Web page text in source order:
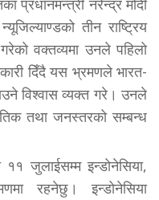
प्रधानमन्त्री नरेन्द्र मोदी
तीन राष्ट्रिय
वक्तव्यमा उनले पहिलो
दिँदै यस भ्रमणले भारत-
विश्वास व्यक्त गरे। उनले
तथा जनस्तरको सम्बन्ध
जुलाईसम्म इन्डोनेसिया,
रहनेछु। इन्डोनेसिया